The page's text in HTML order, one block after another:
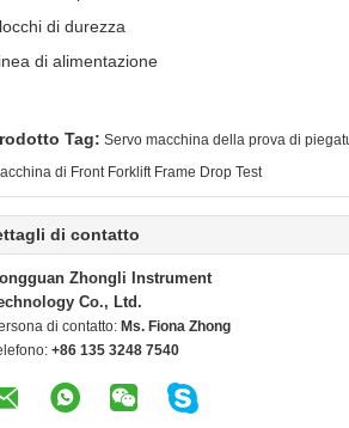
di durezza
di alimentazione
Tag: Servo macchina della prova di
di Front Forklift Frame Drop Test
di contatto
Zhongli Instrument
Co., Ltd.
di contatto: Ms. Fiona Zhong
+86 135 3248 7540